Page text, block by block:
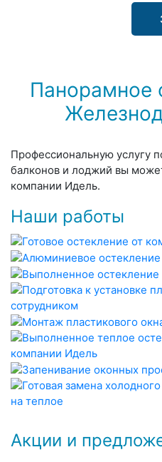
Панорамное
Профессиональную услугу
балконов и лоджий вы
компании Идель.
Наши работы
Акции и